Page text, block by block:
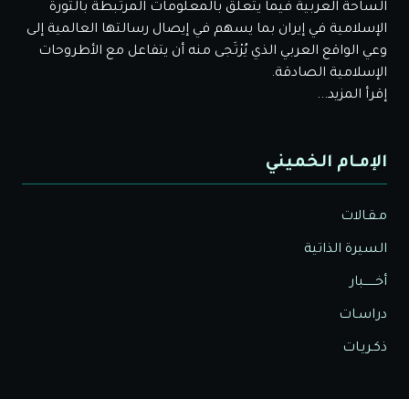
الساحة العربية فيما يتعلق بالمعلومات المرتبطة بالثورة
الإسلامية في إيران بما يسهم في إيصال رسالتها العالمية إلى
وعي الواقع العربي الذي يُرْتَجى منه أن يتفاعل مع الأطروحات
الإسلامية الصادقة.
إقرأ المزيد...
الإمـام الخميني
مـقـالات
السيرة الذاتية
أخــــــبار
دراسـات
ذكـريـات